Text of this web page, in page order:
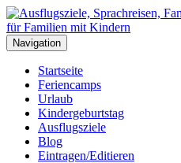
Navigation
Startseite
Feriencamps
Urlaub
Kindergeburtstag
Ausflugsziele
Blog
Eintragen/Editieren